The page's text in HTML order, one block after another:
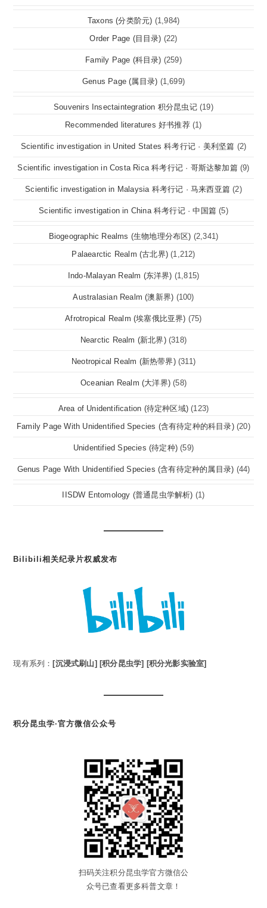
Taxons (分类阶元) (1,984)
Order Page (目目录) (22)
Family Page (科目录) (259)
Genus Page (属目录) (1,699)
Souvenirs Insectaintegration 积分昆虫记 (19)
Recommended literatures 好书推荐 (1)
Scientific investigation in United States 科考行记 · 美利坚篇 (2)
Scientific investigation in Costa Rica 科考行记 · 哥斯达黎加篇 (9)
Scientific investigation in Malaysia 科考行记 · 马来西亚篇 (2)
Scientific investigation in China 科考行记 · 中国篇 (5)
Biogeographic Realms (生物地理分布区) (2,341)
Palaearctic Realm (古北界) (1,212)
Indo-Malayan Realm (东洋界) (1,815)
Australasian Realm (澳新界) (100)
Afrotropical Realm (埃塞俄比亚界) (75)
Nearctic Realm (新北界) (318)
Neotropical Realm (新热带界) (311)
Oceanian Realm (大洋界) (58)
Area of Unidentification (待定种区域) (123)
Family Page With Unidentified Species (含有待定种的科目录) (20)
Unidentified Species (待定种) (59)
Genus Page With Unidentified Species (含有待定种的属目录) (44)
IISDW Entomology (普通昆虫学解析) (1)
Bilibili相关纪录片权威发布
现有系列：[沉浸式刷山] [积分昆虫学] [积分光影实验室]
积分昆虫学·官方微信公众号
扫码关注积分昆虫学官方微信公
众号已查看更多科普文章！